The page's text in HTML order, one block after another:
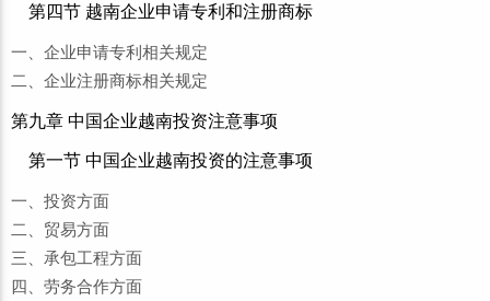
第四节 越南企业申请专利和注册商标
一、企业申请专利相关规定
二、企业注册商标相关规定
第九章 中国企业越南投资注意事项
第一节 中国企业越南投资的注意事项
一、投资方面
二、贸易方面
三、承包工程方面
四、劳务合作方面